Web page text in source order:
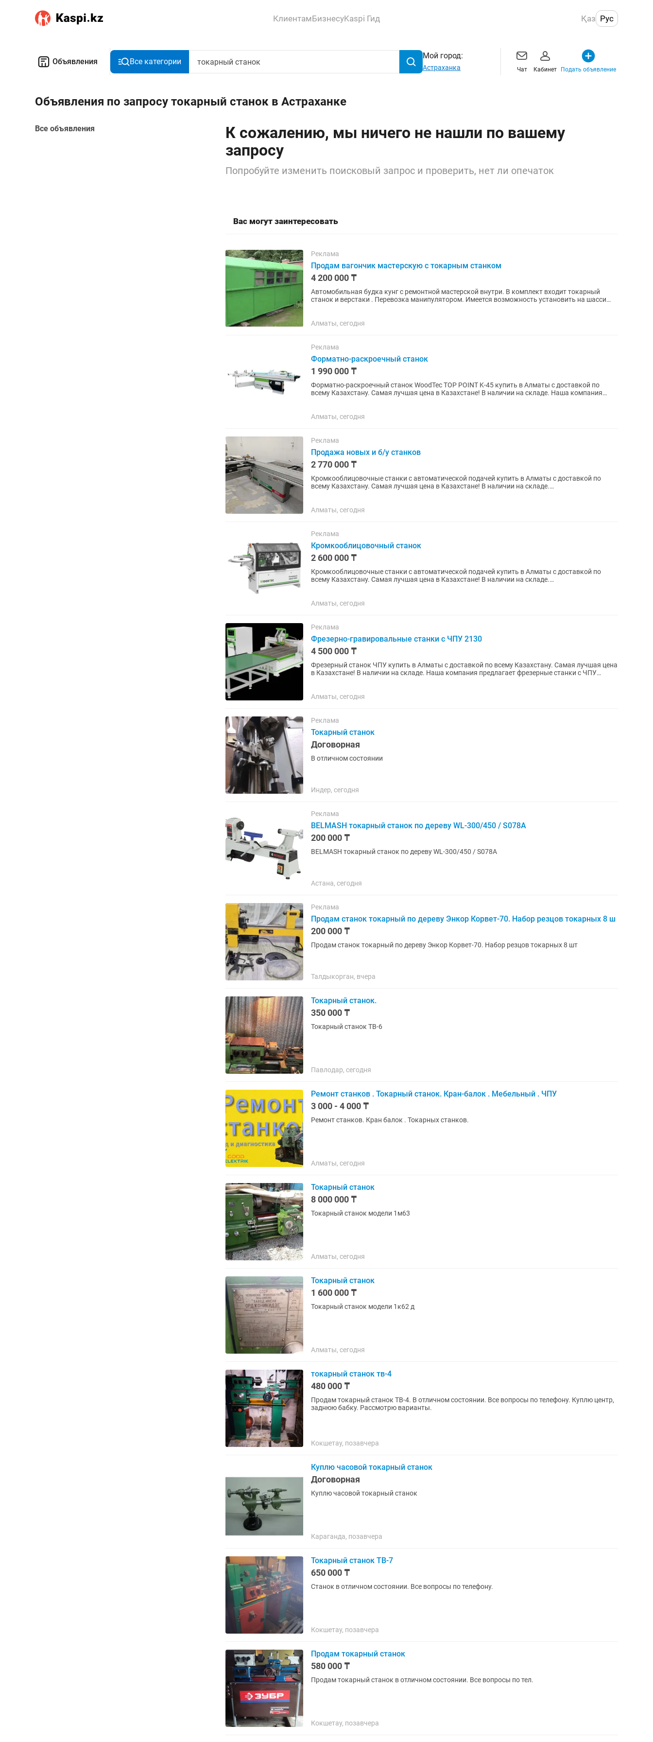
КлиентамБизнесуKaspi Гид Қаз Рус
Объявления Все категории
Мой город:
Астраханка Чат Кабинет Подать объявление
Объявления по запросу токарный станок в Астраханке
Все объявления
К сожалению, мы ничего не нашли по вашему
запросу
Попробуйте изменить поисковый запрос и проверить, нет ли опечаток
Вас могут заинтересовать
Реклама
Продам вагончик мастерскую с токарным станком
4 200 000 ₸
Автомобильная будка кунг с ремонтной мастерской внутри. В комплект входит токарный
станок и верстаки . Перевозка манипулятором. Имеется возможность установить на шасси
Алматы, сегодня
Реклама
Форматно-раскроечный станок
1 990 000 ₸
Форматно-раскроечный станок WoodTec TOP POINT K-45 купить в Алматы с доставкой по
всему Казахстану. Самая лучшая цена в Казахстане! В наличии на складе. Наша компания
Алматы, сегодня
Реклама
Продажа новых и б/у станков
2 770 000 ₸
Кромкооблицовочные станки с автоматической подачей купить в Алматы с доставкой по
всему Казахстану. Самая лучшая цена в Казахстане! В наличии на складе.
Алматы, сегодня
Реклама
Кромкооблицовочный станок
2 600 000 ₸
Кромкооблицовочные станки с автоматической подачей купить в Алматы с доставкой по
всему Казахстану. Самая лучшая цена в Казахстане! В наличии на складе.
Алматы, сегодня
Реклама
Фрезерно-гравировальные станки с ЧПУ 2130
4 500 000 ₸
Фрезерный станок ЧПУ купить в Алматы с доставкой по всему Казахстану. Самая лучшая цена
в Казахстане! В наличии на складе. Наша компания предлагает фрезерные станки с ЧПУ
Алматы, сегодня
Реклама
Токарный станок
Договорная
В отличном состоянии
Индер, сегодня
Реклама
BELMASH токарный станок по дереву WL-300/450 / S078A
200 000 ₸
BELMASH токарный станок по дереву WL-300/450 / S078A
Астана, сегодня
Реклама
Продам станок токарный по дереву Энкор Корвет-70. Набор резцов токарных 8 ш
200 000 ₸
Продам станок токарный по дереву Энкор Корвет-70. Набор резцов токарных 8 шт
Талдыкорган, вчера
Токарный станок.
350 000 ₸
Токарный станок ТВ-6
Павлодар, сегодня
Ремонт станков . Токарный станок. Кран-балок . Мебельный . ЧПУ
3 000 - 4 000 ₸
Ремонт станков. Кран балок . Токарных станков.
Алматы, сегодня
Токарный станок
8 000 000 ₸
Токарный станок модели 1м63
Алматы, сегодня
Токарный станок
1 600 000 ₸
Токарный станок модели 1к62 д
Алматы, сегодня
токарный станок тв-4
480 000 ₸
Продам токарный станок ТВ-4. В отличном состоянии. Все вопросы по телефону. Куплю центр,
заднюю бабку. Рассмотрю варианты.
Кокшетау, позавчера
Куплю часовой токарный станок
Договорная
Куплю часовой токарный станок
Караганда, позавчера
Токарный станок ТВ-7
650 000 ₸
Станок в отличном состоянии. Все вопросы по телефону.
Кокшетау, позавчера
Продам токарный станок
580 000 ₸
Продам токарный станок в отличном состоянии. Все вопросы по тел.
Кокшетау, позавчера